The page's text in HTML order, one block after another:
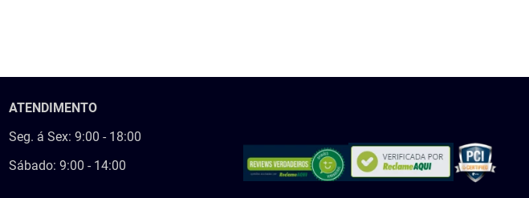
ATENDIMENTO
Seg. á Sex: 9:00 - 18:00
Sábado: 9:00 - 14:00